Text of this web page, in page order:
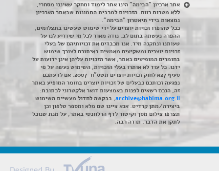
אתר ארכיון "הבימה" הינו אתר לימוד ומחקר שאיננו מסחרי,
ללא מטרות רווח. הזכויות למרבית התמונות שבאתר הארכיון
נמצאות בידי תיאטרון "הבימה".
ככל שהופרו זכויות יוצרים על ידי שימוש שעשינו בתצלומים,
ההפרה נעשתה בתום לב. נודה מאוד לכל מי שיודיע לנו על
טעותנו ונתקנה מיד. אנו מכבדים את זכויותיהם של בעלי
זכויות יוצרים ומשקיעים מאמצים באיתורם לצורך שימוש
בחומרים המופיעים באתר, אשר הזכויות עליהן אינן ידועות על
ידנו. כל עוד לא אותרו בעלי הזכויות, השימוש נעשה על פי
סעיף 27א לחוק זכויות יוצרים תשס"ח-2007. אם לדעתכם
נפגעה זכותכם כבעלים של זכויות יוצרים בחומר המופיע באתר
זה, הנכם רשאים לפנות באמצעות דואר אלקטרוני לכתובת:
archive@habima.org.il, בבקשה לחדול מעשיית השימוש
ביצירה/מתן קרדיט. אנא ציינו שם מלא ומספר טלפון וכן
תצרפו צילום מסך וקישור לדף הרלוונטי באתר, על מנת שנוכל
לתקן את הדבר. תודה רבה.